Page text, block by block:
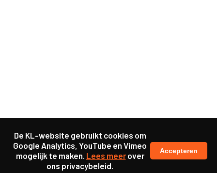
De KL-website gebruikt cookies om
Google Analytics, YouTube en Vimeo
mogelijk te maken. Lees meerover
ons privacybeleid.
Accepteren